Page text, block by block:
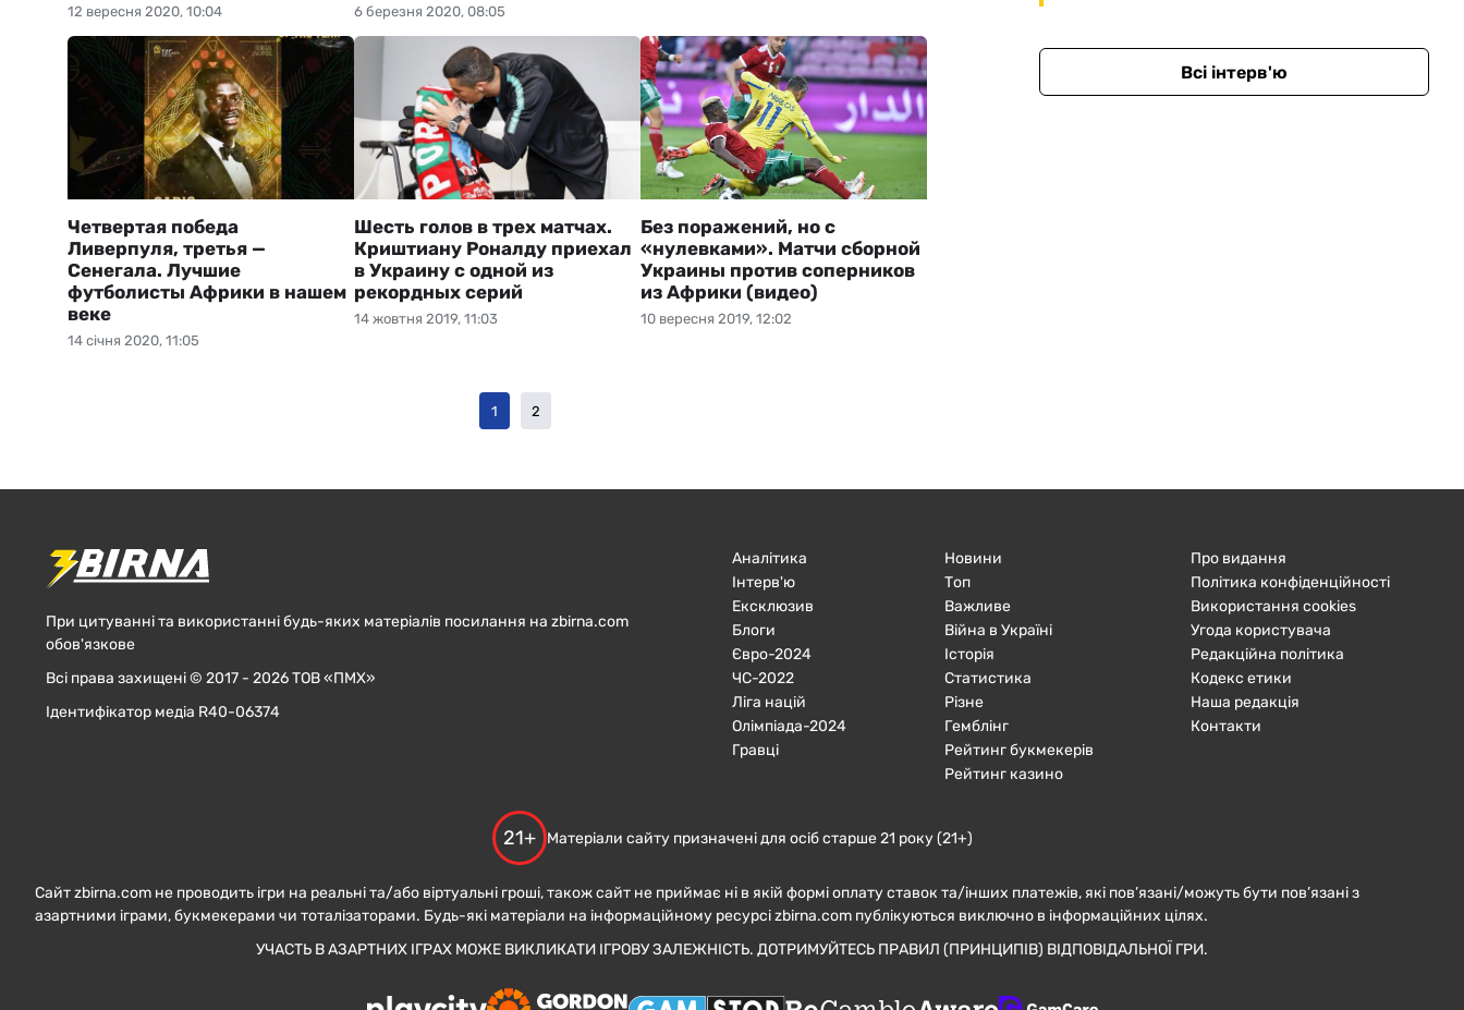
12 вересня 2020, 10:04 6 березня 2020, 08:05
14 січня 2020, 11:05
Четвертая победа
Ливерпуля, третья —
Сенегала. Лучшие
футболисты Африки в нашем
веке
14 жовтня 2019, 11:03
Шесть голов в трех матчах.
Криштиану Роналду приехал
в Украину с одной из
рекордных серий
10 вересня 2019, 12:02
Без поражений, но с
«нулевками». Матчи сборной
Украины против соперников
из Африки (видео)
1 2
Всі інтерв'ю
При цитуванні та використанні будь-яких матеріалів посилання на zbirna.com
обов'язкове
Всі права захищені © 2017 - 2026 ТОВ «ПМХ»
Ідентифікатор медіа R40-06374
Аналітика
Інтерв'ю
Ексклюзив
Блоги
Євро-2024
ЧC-2022
Ліга націй
Олімпіада-2024
Гравці
Новини
Топ
Важливе
Війна в Україні
Історія
Статистика
Різне
Гемблінг
Рейтинг букмекерів
Рейтинг казино
Про видання
Політика конфіденційності
Використання cookies
Угода користувача
Редакційна політика
Кодекс етики
Наша редакція
Контакти
21+ Матеріали сайту призначені для осіб старше 21 року (21+)
Сайт zbirna.com не проводить ігри на реальні та/або віртуальні гроші, також сайт не приймає ні в якій формі оплату ставок та/інших платежів, які пов’язані/можуть бути пов’язані з
азартними іграми, букмекерами чи тоталізаторами. Будь-які матеріали на інформаційному ресурсі zbirna.com публікуються виключно в інформаційних цілях.
УЧАСТЬ В АЗАРТНИХ ІГРАХ МОЖЕ ВИКЛИКАТИ ІГРОВУ ЗАЛЕЖНІСТЬ. ДОТРИМУЙТЕСЬ ПРАВИЛ (ПРИНЦИПІВ) ВІДПОВІДАЛЬНОЇ ГРИ.